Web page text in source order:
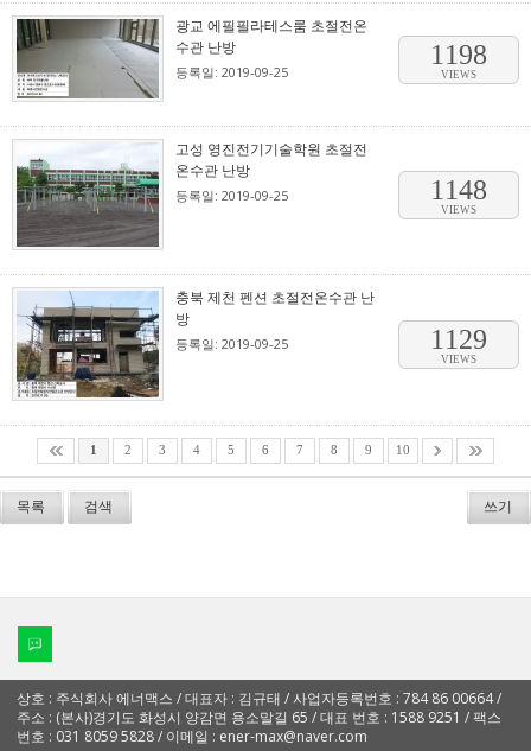
광교 에필필라테스룸 초절전온
수관 난방
등록일: 2019-09-25
1198
VIEWS
고성 영진전기기술학원 초절전
온수관 난방
등록일: 2019-09-25 1148
VIEWS
충북 제천 펜션 초절전온수관 난
방
등록일: 2019-09-25 1129
VIEWS
1 2 3 4 5 6 7 8 9 10
목록 검색 쓰기
상호 : 주식회사 에너맥스 / 대표자 : 김규태 / 사업자등록번호 : 784 86 00664 /
주소 : (본사)경기도 화성시 양감면 용소말길 65 / 대표 번호 : 1588 9251 / 팩스
번호 : 031 8059 5828 / 이메일 : ener-max@naver.com